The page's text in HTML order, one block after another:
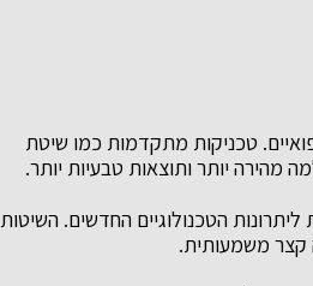
טכניקות מתקדמות כמו שיטת
יותר ותוצאות טבעיות יותר.
ליתרונות הטכנולוגיים החדשים. השיטות
קצר משמעותית.